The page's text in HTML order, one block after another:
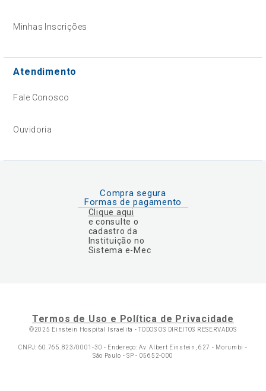
Minhas Inscrições
Atendimento
Fale Conosco
Ouvidoria
Compra segura
Formas de pagamento
Clique aqui
e consulte o
cadastro da
Instituição no
Sistema e-Mec
Termos de Uso e Política de Privacidade
©2025 Einstein Hospital Israelita -TODOS OS DIREITOS RESERVADOS
CNPJ: 60.765.823/0001-30 - Endereço: Av. Albert Einstein, 627 - Morumbi -
São Paulo - SP - 05652-000